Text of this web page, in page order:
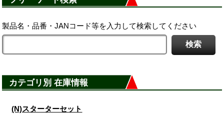
製品名・品番・JANコード等を入力して検索してください
カテゴリ別 在庫情報
(N)スターターセット